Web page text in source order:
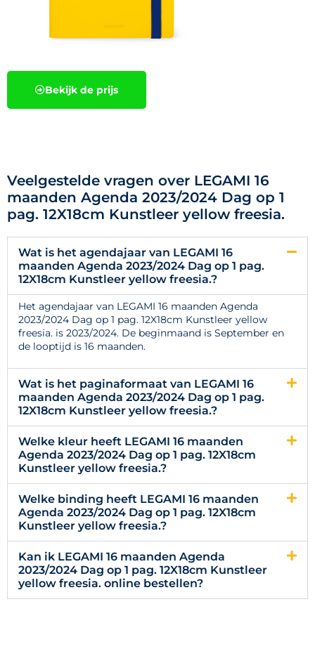
Bekijk de prijs
Veelgestelde vragen over LEGAMI 16
maanden Agenda 2023/2024 Dag op 1
pag. 12X18cm Kunstleer yellow freesia.
Wat is het agendajaar van LEGAMI 16
maanden Agenda 2023/2024 Dag op 1 pag.
12X18cm Kunstleer yellow freesia.?
Het agendajaar van LEGAMI 16 maanden Agenda
2023/2024 Dag op 1 pag. 12X18cm Kunstleer yellow
freesia. is 2023/2024. De beginmaand is September en
de looptijd is 16 maanden.
Wat is het paginaformaat van LEGAMI 16
maanden Agenda 2023/2024 Dag op 1 pag.
12X18cm Kunstleer yellow freesia.?
Welke kleur heeft LEGAMI 16 maanden
Agenda 2023/2024 Dag op 1 pag. 12X18cm
Kunstleer yellow freesia.?
Welke binding heeft LEGAMI 16 maanden
Agenda 2023/2024 Dag op 1 pag. 12X18cm
Kunstleer yellow freesia.?
Kan ik LEGAMI 16 maanden Agenda
2023/2024 Dag op 1 pag. 12X18cm Kunstleer
yellow freesia. online bestellen?